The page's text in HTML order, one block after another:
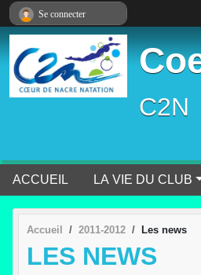
C2N
ACCUEIL LA VIE DU CLUB
Accueil 2011-2012 Les news
LES NEWS
Se connecter
Panneau de gestion des cookies